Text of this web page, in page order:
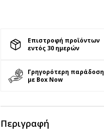
Επιστροφή προϊόντων
εντός 30 ημερών
Γρηγορότερη παράδοση
με Box Now
Περιγραφή